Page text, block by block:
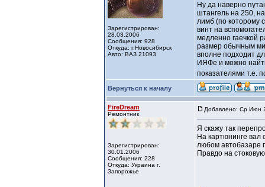
Зарегистрирован:
28.03.2006
Сообщения: 928
Откуда: г.Новосибирск
Авто: ВАЗ 21093
Ну да наверно
штангель на 250,
лимб (по которому
винт на
медленно гаечкой
размер обычным
вполне подходит
ИЯФе и можно
показателями т.е.
Вернуться к началу
FireDream
Ремонтник
Зарегистрирован:
30.01.2006
Сообщения: 228
Откуда: Украина г.
Запорожье
Добавлено: Ср Июн
Я скажу так
На картюнинге вал
любом автобазаре
Правдо на